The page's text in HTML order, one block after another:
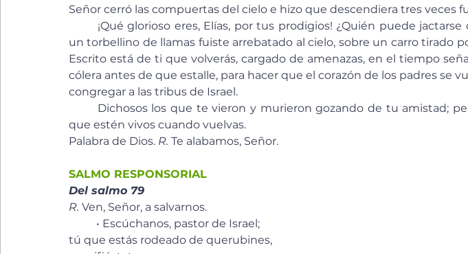
Señor cerró las compuertas del cielo e hizo que descendiera tres veces
un torbellino de llamas fuiste arrebatado al cielo, sobre un carro tirado
Escrito está de ti que volverás, cargado de amenazas, en el tiempo
cólera antes de que estalle, para hacer que el corazón de los padres se
congregar a las tribus de Israel.
que estén vivos cuando vuelvas.
Palabra de Dios. R. Te alabamos, Señor.
SALMO RESPONSORIAL
Del salmo 79
R. Ven, Señor, a salvarnos.
	• Escúchanos, pastor de Israel;
tú que estás rodeado de querubines,